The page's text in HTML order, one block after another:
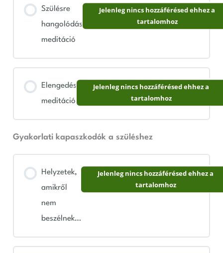
Szülésre
hangolódás
meditáció
Jelenleg nincs hozzáférésed ehhez a
tartalomhoz
Elengedés
meditáció
Jelenleg nincs hozzáférésed ehhez a
tartalomhoz
Gyakorlati kapaszkodók a szüléshez
Helyzetek,
amikről
nem
beszélnek…
Jelenleg nincs hozzáférésed ehhez a
tartalomhoz